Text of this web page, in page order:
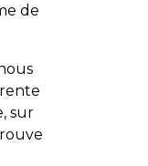
de
sur